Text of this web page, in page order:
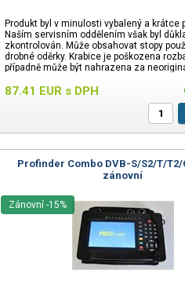
Produkt byl v minulosti vybalený a krátce
Naším servisním oddělením však byl
zkontrolován. Může obsahovat stopy
drobné oděrky. Krabice je poškozena
případně může být nahrazena za
87.41 EUR s DPH
Profinder Combo DVB-S/S2/T/
zánovní
Zánovní -15%